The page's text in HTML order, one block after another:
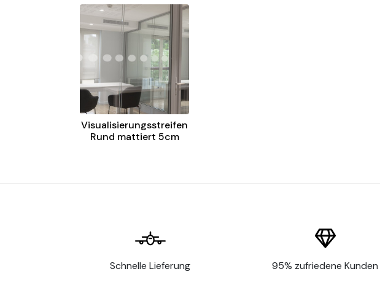
Visualisierungsstreifen
Rund mattiert 5cm
Schnelle Lieferung 95% zufriedene Kunden